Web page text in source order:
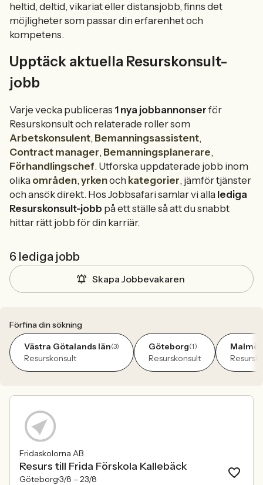
heltid, deltid, vikariat eller distansjobb, finns det
möjligheter som passar din erfarenhet och
kompetens.
Upptäck aktuella Resurskonsult-
jobb
Varje vecka publiceras 1 nya jobbannonser för
Resurskonsult och relaterade roller som
Arbetskonsulent, Bemanningsassistent,
Contract manager, Bemanningsplanerare,
Förhandlingschef. Utforska uppdaterade jobb inom
olika områden,yrkenoch kategorier, jämför tjänster
och ansök direkt. Hos Jobbsafari samlar vi alla lediga
Resurskonsult-jobb på ett ställe så att du snabbt
hittar rätt jobb för din karriär.
6 lediga jobb
Skapa Jobbevakaren
Förfina din sökning
Västra Götalands län(3)
Resurskonsult
Göteborg(1)
Resurskonsult
Malmö
Fridaskolorna AB
Resurs till Frida Förskola Kallebäck
Göteborg3/8 – 23/8